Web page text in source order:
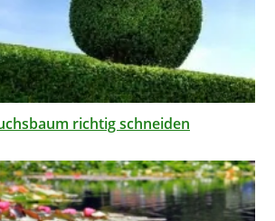
richtig schneiden